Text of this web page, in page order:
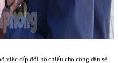
việc cấp đổi hộ chiếu cho công dân sẽ